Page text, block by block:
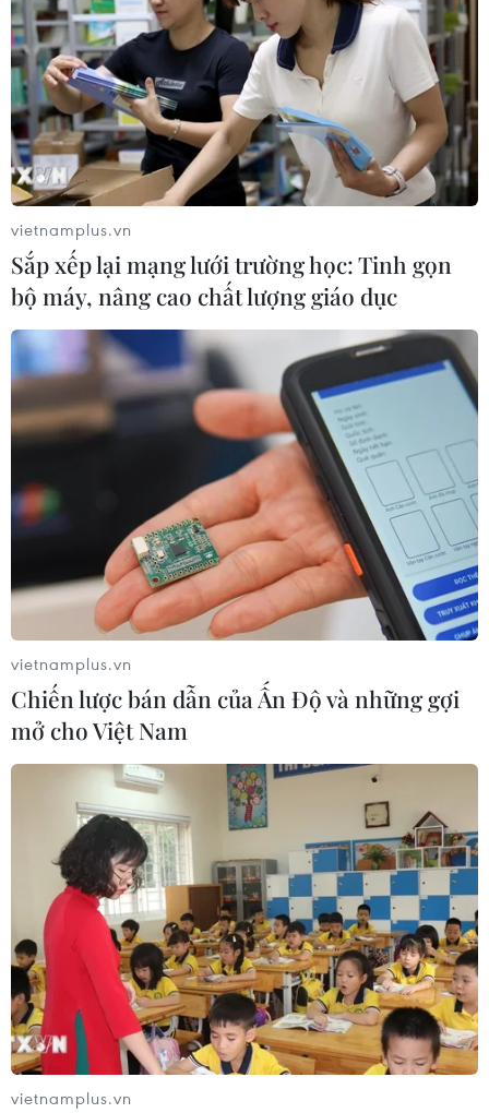
vietnamplus.vn
Sắp xếp lại mạng lưới trường học: Tinh gọn
bộ máy, nâng cao chất lượng giáo dục
vietnamplus.vn
Chiến lược bán dẫn của Ấn Độ và những gợi
mở cho Việt Nam
vietnamplus.vn